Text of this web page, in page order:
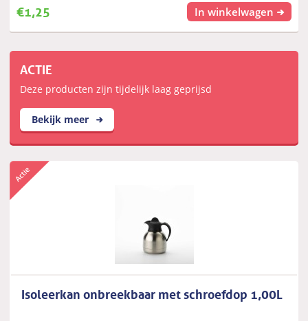
€1,25 In winkelwagen
ACTIE
Deze producten zijn tijdelijk laag geprijsd
Bekijk meer
Isoleerkan onbreekbaar met schroefdop 1,00L